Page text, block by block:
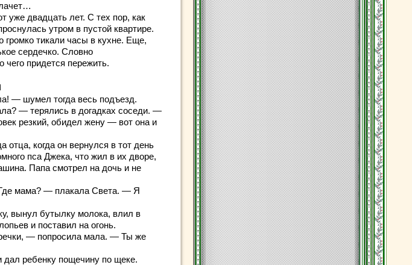
уже двадцать лет. С тех пор, как
утром в пустой квартире.
тикали часы в кухне. Еще,
сердечко. Словно
чего придется пережить.
— шумел тогда весь подъезд.
— терялись в догадках соседи. —
резкий, обидел жену — вот она и
отца, когда он вернулся в тот день
пса Джека, что жил в их дворе,
Папа смотрел на дочь и не
мама? — плакала Света. — Я
вынул бутылку молока, влил в
и поставил на огонь.
— попросила мала. — Ты же
дал ребенку пощечину по щеке.